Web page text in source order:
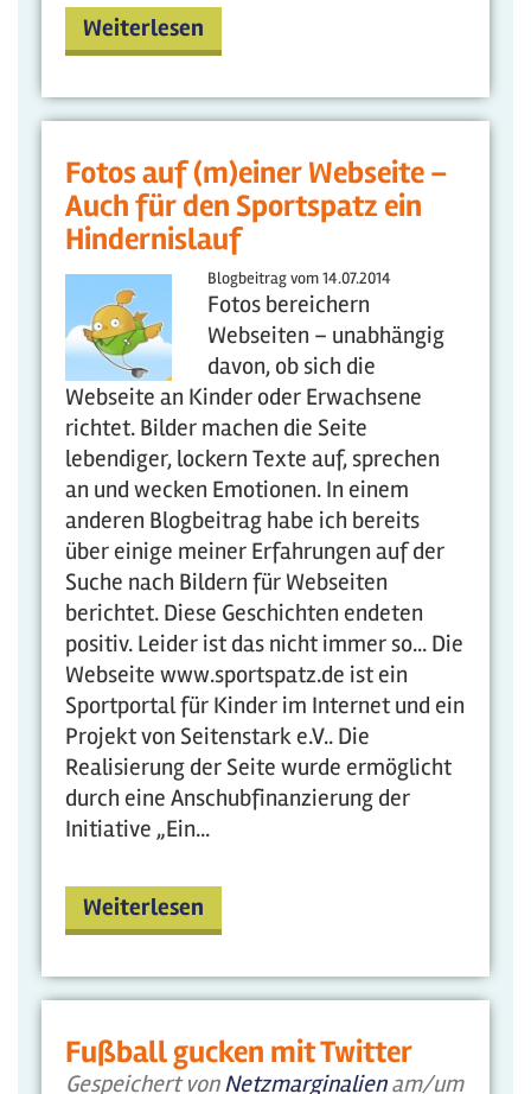
Weiterlesen
Fotos auf (m)einer Webseite –
Auch für den Sportspatz ein
Hindernislauf
Blogbeitrag vom14.07.2014
Fotos bereichern
Webseiten – unabhängig
davon, ob sich die
Webseite an Kinder oder Erwachsene
richtet. Bilder machen die Seite
lebendiger, lockern Texte auf, sprechen
an und wecken Emotionen. In einem
anderen Blogbeitrag habe ich bereits
über einige meiner Erfahrungen auf der
Suche nach Bildern für Webseiten
berichtet. Diese Geschichten endeten
positiv. Leider ist das nicht immer so... Die
Webseite www.sportspatz.de ist ein
Sportportal für Kinder im Internet und ein
Projekt von Seitenstark e.V.. Die
Realisierung der Seite wurde ermöglicht
durch eine Anschubfinanzierung der
Initiative „Ein...
Weiterlesen
Fußball gucken mit Twitter
Gespeichert vonNetzmarginalienam/um